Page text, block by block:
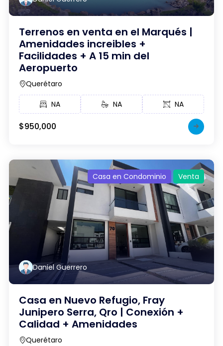
Terrenos en venta en el Marqués |
Amenidades increibles +
Facilidades + A 15 min del
Aeropuerto
Querétaro
NA NA NA
$950,000
Casa en Condominio Venta
Daniel Guerrero
Casa en Nuevo Refugio, Fray
Junipero Serra, Qro | Conexión +
Calidad + Amenidades
Querétaro